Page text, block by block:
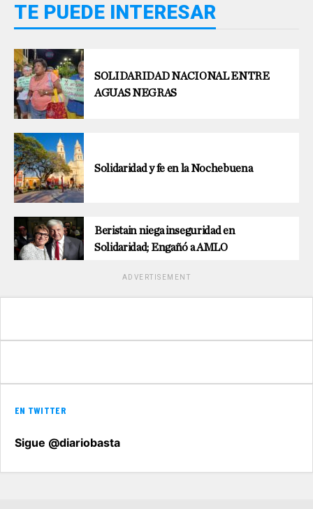
TE PUEDE INTERESAR
SOLIDARIDAD NACIONAL ENTRE
AGUAS NEGRAS
Solidaridad y fe en la Nochebuena
Beristain niega inseguridad en
Solidaridad; Engañó a AMLO
ADVERTISEMENT
EN TWITTER
Sigue @diariobasta